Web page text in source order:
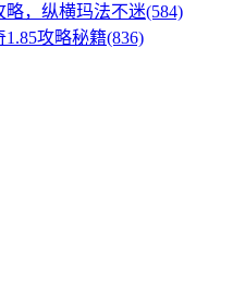
，纵横玛法不迷(584)
攻略秘籍(836)